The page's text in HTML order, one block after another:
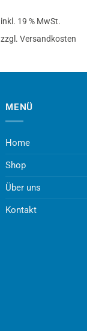
inkl. 19 % MwSt.
zzgl. Versandkosten
MENÜ
Home
Shop
Über uns
Kontakt